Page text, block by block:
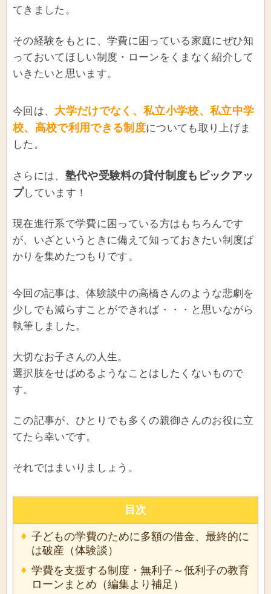
てきました。
その経験をもとに、学費に困っている家庭にぜひ知
っておいてほしい制度・ローンをくまなく紹介して
いきたいと思います。
今回は、 大学だけでなく、私立小学校、私立中学
校、高校で利用できる制度についても取り上げま
した。
さらには、 塾代や受験料の貸付制度もピックアッ
プしています！
現在進行系で学費に困っている方はもちろんです
が、いざというときに備えて知っておきたい制度ば
かりを集めたつもりです。
今回の記事は、体験談中の高橋さんのような悲劇を
少しでも減らすことができれば・・・と思いながら
執筆しました。
大切なお子さんの人生。
選択肢をせばめるようなことはしたくないもので
す。
この記事が、ひとりでも多くの親御さんのお役に立
てたら幸いです。
それではまいりましょう。
目次
子どもの学費のために多額の借金、最終的に
は破産（体験談）
学費を支援する制度・無利子～低利子の教育
ローンまとめ（編集より補足）